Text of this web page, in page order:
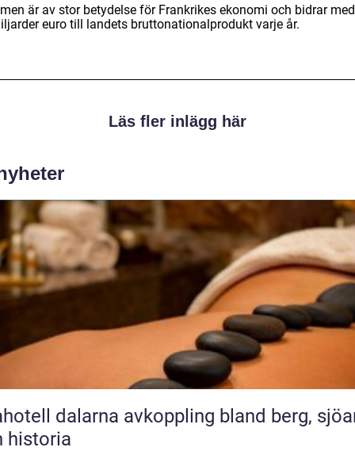
är av stor betydelse för Frankrikes ekonomi och bidrar
euro till landets bruttonationalprodukt varje år.
Läs fler inlägg här
avkoppling bland berg, sjöar
historia